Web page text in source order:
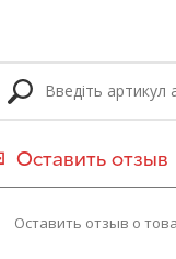
Оставить отзыв